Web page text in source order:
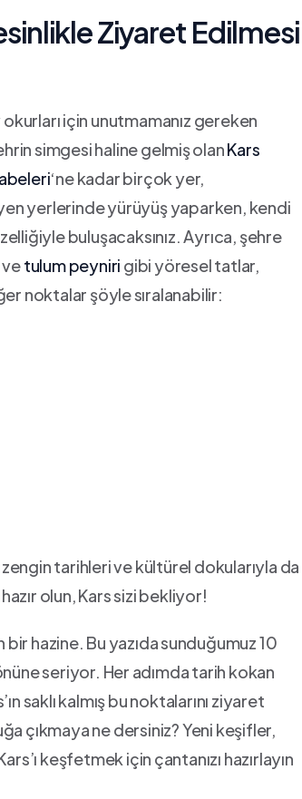
‍Ziyaret Edilmesi
⁤için unutmamanız ‌gereken
simgesi ‌haline gelmiş⁣ olan‌Kars
‘ne kadar birçok yer,
yerlerinde yürüyüş‍ yaparken, kendi
buluşacaksınız. Ayrıca, ​şehre
⁤ vetulum peyniri gibi yöresel tatlar,
noktalar şöyle ⁤sıralanabilir:
tarihleri ve kültürel dokularıyla da
olun, Kars sizi bekliyor!
hazine. Bu ⁣yazıda ⁢sunduğumuz 10
seriyor.‌ Her ⁣adımda ‌tarih kokan
saklı kalmış bu noktalarını ziyaret
çıkmaya ne dersiniz? Yeni keşifler,
keşfetmek için ⁣çantanızı hazırlayın